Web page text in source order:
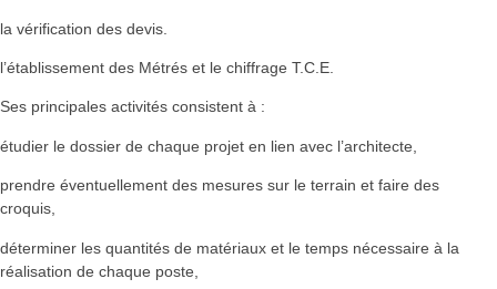
la vérification des devis.
l’établissement des Métrés et le chiffrage T.C.E.
Ses principales activités consistent à :
étudier le dossier de chaque projet en lien avec l’architecte,
prendre éventuellement des mesures sur le terrain et faire des
croquis,
déterminer les quantités de matériaux et le temps nécessaire à la
réalisation de chaque poste,